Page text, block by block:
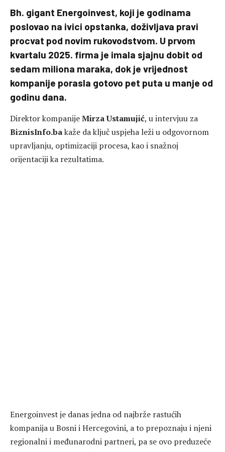
Bh. gigant Energoinvest, koji je godinama
poslovao na ivici opstanka, doživljava pravi
procvat pod novim rukovodstvom. U prvom
kvartalu 2025. firma je imala sjajnu dobit od
sedam miliona maraka, dok je vrijednost
kompanije porasla gotovo pet puta u manje od
godinu dana.
Direktor kompanijeMirza Ustamujić, u intervjuu za
BiznisInfo.bakaže da ključ uspjeha leži u odgovornom
upravljanju, optimizaciji procesa, kao i snažnoj
orijentaciji ka rezultatima.
Energoinvest je danas jedna od najbrže rastućih
kompanija u Bosni i Hercegovini, a to prepoznaju i njeni
regionalni i međunarodni partneri, pa se ovo preduzeće